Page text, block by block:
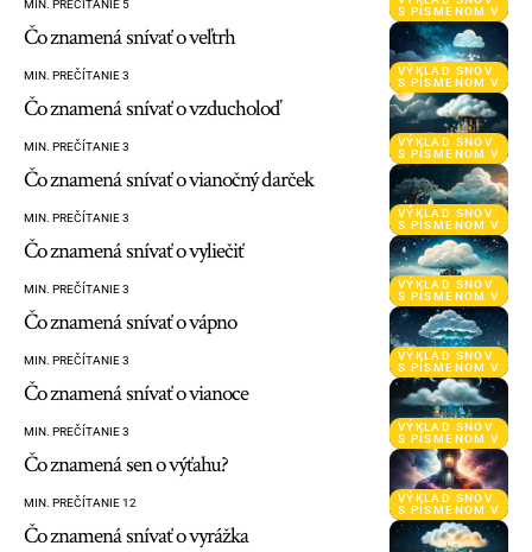
S PÍSMENOM V
MIN. PREČÍTANIE 5
VÝKLAD SNOV
S PÍSMENOM V
Čo znamená snívať o veľtrh
MIN. PREČÍTANIE 3
VÝKLAD SNOV
S PÍSMENOM V
Čo znamená snívať o vzducholoď
MIN. PREČÍTANIE 3
VÝKLAD SNOV
S PÍSMENOM V
Čo znamená snívať o vianočný darček
MIN. PREČÍTANIE 3
VÝKLAD SNOV
S PÍSMENOM V
Čo znamená snívať o vyliečiť
MIN. PREČÍTANIE 3
VÝKLAD SNOV
S PÍSMENOM V
Čo znamená snívať o vápno
MIN. PREČÍTANIE 3
VÝKLAD SNOV
S PÍSMENOM V
Čo znamená snívať o vianoce
MIN. PREČÍTANIE 3
VÝKLAD SNOV
S PÍSMENOM V
Čo znamená sen o výťahu?
MIN. PREČÍTANIE 12
Čo znamená snívať o vyrážka